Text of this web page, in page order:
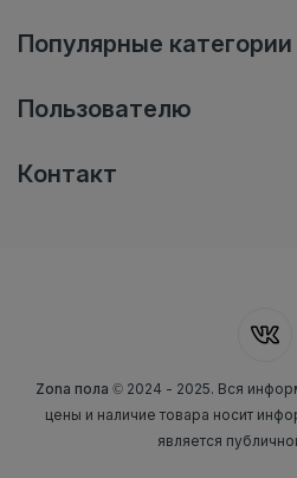
Популярные категории
Пользователю
Контакт
Zona пола © 2024 - 2025. Вся
цены и наличие товара носит
является